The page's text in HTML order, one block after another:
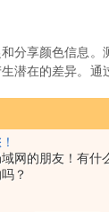
网的朋友！有什
？
享颜色信息。
在的差异。
变颜色数据，
Y Z；CIE
同的颜色空间
包括A（钨）
源。